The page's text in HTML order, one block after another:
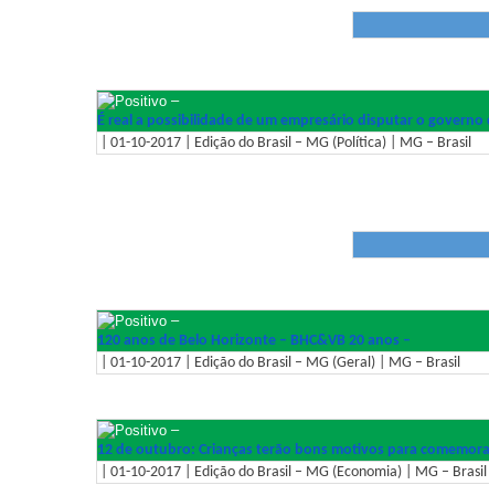
–
É real a possibilidade de um empresário disputar o governo
| 01-10-2017 | Edição do Brasil – MG (Política) | MG – Brasil
–
120 anos de Belo Horizonte – BHC&VB 20 anos –
| 01-10-2017 | Edição do Brasil – MG (Geral) | MG – Brasil
–
12 de outubro: Crianças terão bons motivos para
| 01-10-2017 | Edição do Brasil – MG (Economia) | MG – Brasil